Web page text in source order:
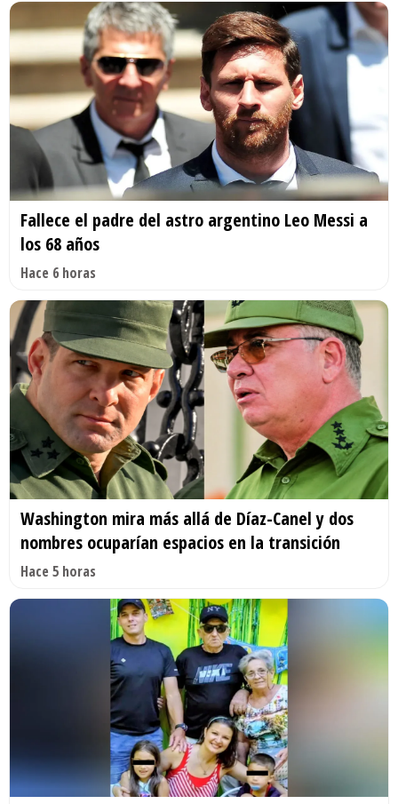
Fallece el padre del astro argentino Leo Messi a
los 68 años
Hace 6 horas
Washington mira más allá de Díaz-Canel y dos
nombres ocuparían espacios en la transición
Hace 5 horas